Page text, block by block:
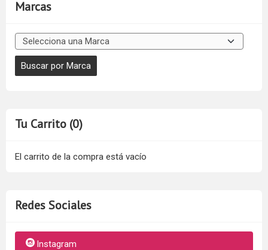
Marcas
Tu Carrito (0)
El carrito de la compra está vacío
Redes Sociales
Instagram